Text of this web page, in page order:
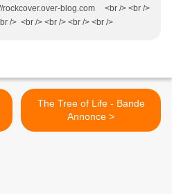
blog.com <br /> <br />
/> <br /> <br /> <br /> <br />
The Tree of Life - Bande
Annonce >